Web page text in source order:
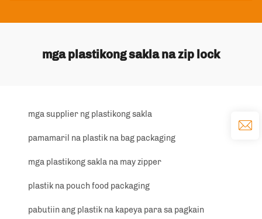
mga plastikong sakla na zip lock
mga supplier ng plastikong sakla
pamamaril na plastik na bag packaging
mga plastikong sakla na may zipper
plastik na pouch food packaging
pabutiin ang plastik na kapeya para sa pagkain